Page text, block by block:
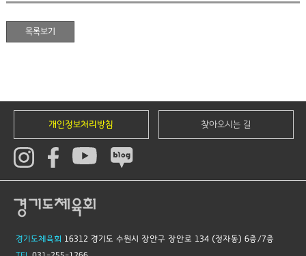
개인정보처리방침 찾아오시는 길
경기도체육회 16312 경기도 수원시 장안구 장안로 134 (정자동) 6층/7층